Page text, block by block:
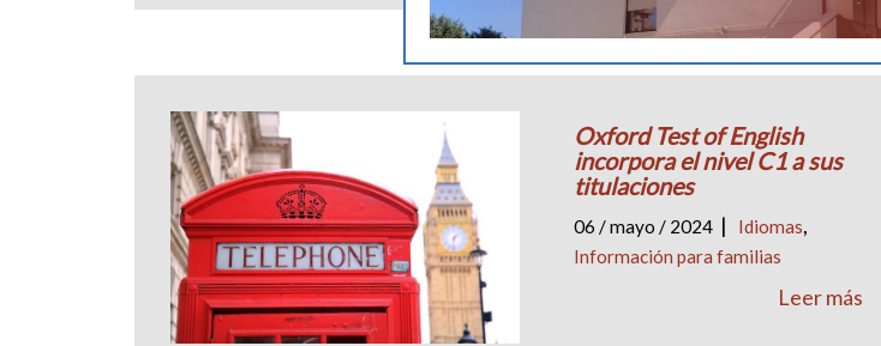
Oxford Test of English
incorpora el nivel C1 a sus
titulaciones
06 / mayo / 2024 | Idiomas,
Información para familias
Leer más